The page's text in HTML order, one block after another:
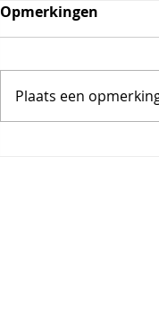
Opmerkingen
Plaats een